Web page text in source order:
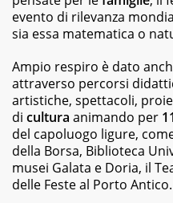
bambini
ai
novel,
fino
ai
ricettari
e
ai
fotografici.
evento di rilevanza
sia essa matematica o
Ampio respiro è dato
attraverso percorsi
artistiche, spettacoli,
di cultura animando per
del capoluogo ligure,
della Borsa, Biblioteca
musei Galata e Doria, il
delle Feste al Porto Antico.